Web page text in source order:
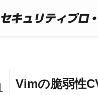
Vimの脆弱性